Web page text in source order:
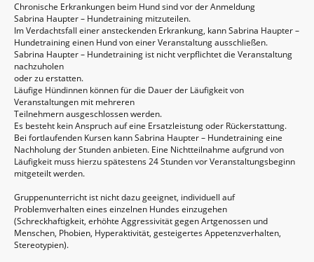
Chronische Erkrankungen beim Hund sind vor der Anmeldung
Sabrina Haupter – Hundetraining mitzuteilen.
Im Verdachtsfall einer ansteckenden Erkrankung, kann Sabrina Haupter –
Hundetraining einen Hund von einer Veranstaltung ausschließen.
Sabrina Haupter – Hundetraining ist nicht verpflichtet die Veranstaltung
nachzuholen
oder zu erstatten.
Läufige Hündinnen können für die Dauer der Läufigkeit von
Veranstaltungen mit mehreren
Teilnehmern ausgeschlossen werden.
Es besteht kein Anspruch auf eine Ersatzleistung oder Rückerstattung.
Bei fortlaufenden Kursen kann Sabrina Haupter – Hundetraining eine
Nachholung der Stunden anbieten. Eine Nichtteilnahme aufgrund von
Läufigkeit muss hierzu spätestens 24 Stunden vor Veranstaltungsbeginn
mitgeteilt werden.
Gruppenunterricht ist nicht dazu geeignet, individuell auf
Problemverhalten eines einzelnen Hundes einzugehen
(Schreckhaftigkeit, erhöhte Aggressivität gegen Artgenossen und
Menschen, Phobien, Hyperaktivität, gesteigertes Appetenzverhalten,
Stereotypien).